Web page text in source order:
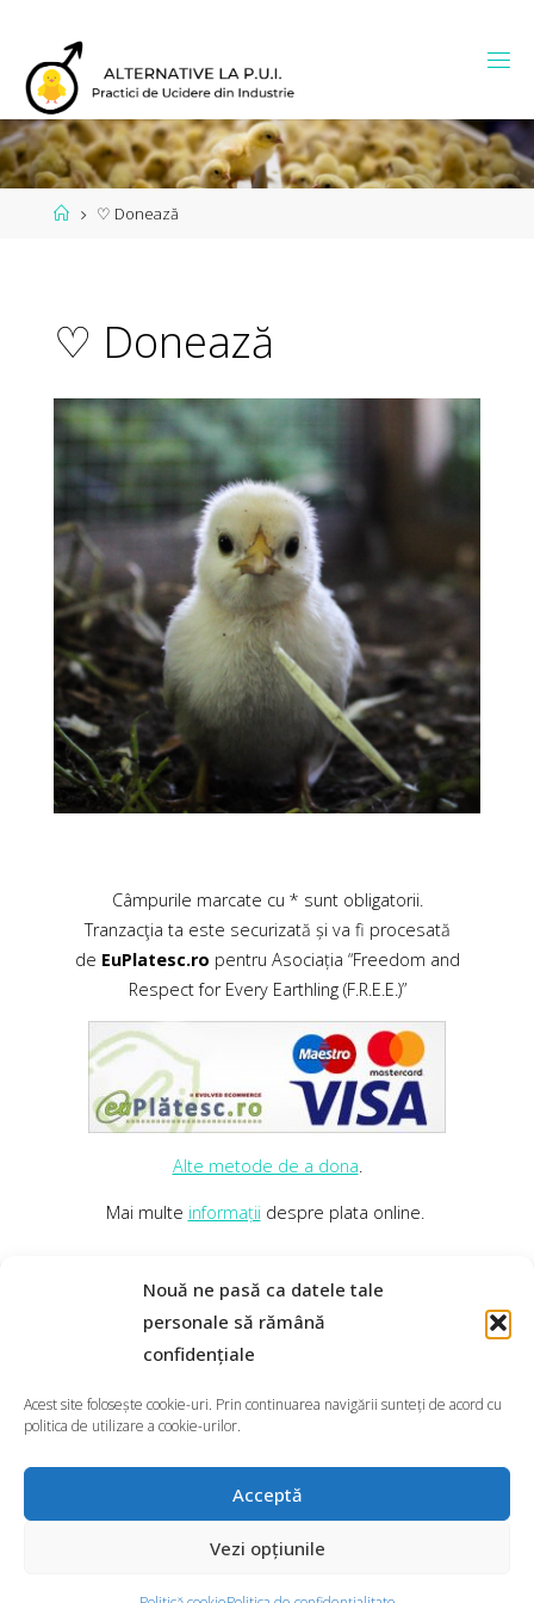
Nouă ne pasă ca datele tale
personale să rămână
confidențiale
Acest site folosește cookie-uri. Prin continuarea navigării sunteți de acord cu
politica de utilizare a cookie-urilor.
Acceptă
Vezi opțiunile
content
Home♡ Donează
♡ Donează
Câmpurile marcate cu * sunt obligatorii.
Tranzacţia ta este securizată și va fi procesată
de EuPlatesc.ro pentru Asociația “Freedom and
Respect for Every Earthling (F.R.E.E.)”
Alte metode de a dona
Mai multe informații despre plata online.
ACASĂ | AFLĂ MAI MULTE | SEMNEAZĂ PETIȚIA
|
♡ DONEAZĂ
| CONTACT
©2026 puișori.freeanimals.ro